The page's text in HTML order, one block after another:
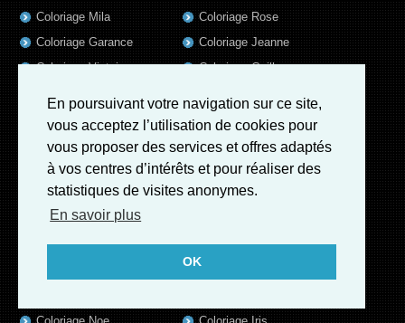
En poursuivant votre navigation sur ce site,
vous acceptez l’utilisation de cookies pour
vous proposer des services et offres adaptés
à vos centres d’intérêts et pour réaliser des
statistiques de visites anonymes.
En savoir plus
OK
Coloriage Mila
Coloriage Garance
Coloriage Victoire
Coloriage Eleonore
Coloriage Louis
Coloriage Ava
Coloriage Simon
Coloriage Julien
Coloriage Lina
Coloriage Rose
Coloriage Jeanne
Coloriage Guillaume
Coloriage Salome
Coloriage Matteo
Coloriage Ulysse
Coloriage Martin
Coloriage Heloïse
Coloriage Felix